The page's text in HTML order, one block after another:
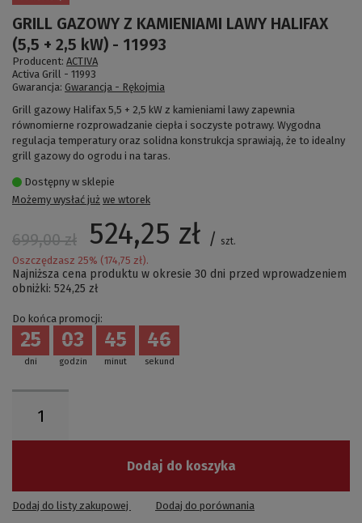
GRILL GAZOWY Z KAMIENIAMI LAWY HALIFAX
(5,5 + 2,5 kW) - 11993
Producent: ACTIVA
Activa Grill - 11993
Gwarancja: Gwarancja - Rękojmia
Grill gazowy Halifax 5,5 + 2,5 kW z kamieniami lawy zapewnia
równomierne rozprowadzanie ciepła i soczyste potrawy. Wygodna
regulacja temperatury oraz solidna konstrukcja sprawiają, że to idealny
grill gazowy do ogrodu i na taras.
Dostępny w sklepie
Możemy wysłać już we wtorek
699,00 zł 524,25 zł / szt.
Oszczędzasz 25% (174,75 zł).
Najniższa cena produktu w okresie 30 dni przed wprowadzeniem
obniżki: 524,25 zł
Do końca promocji:
dni
25
godzin
03
minut
45
sekund
45
Dodaj do koszyka
Dodaj do listy zakupowej Dodaj do porównania